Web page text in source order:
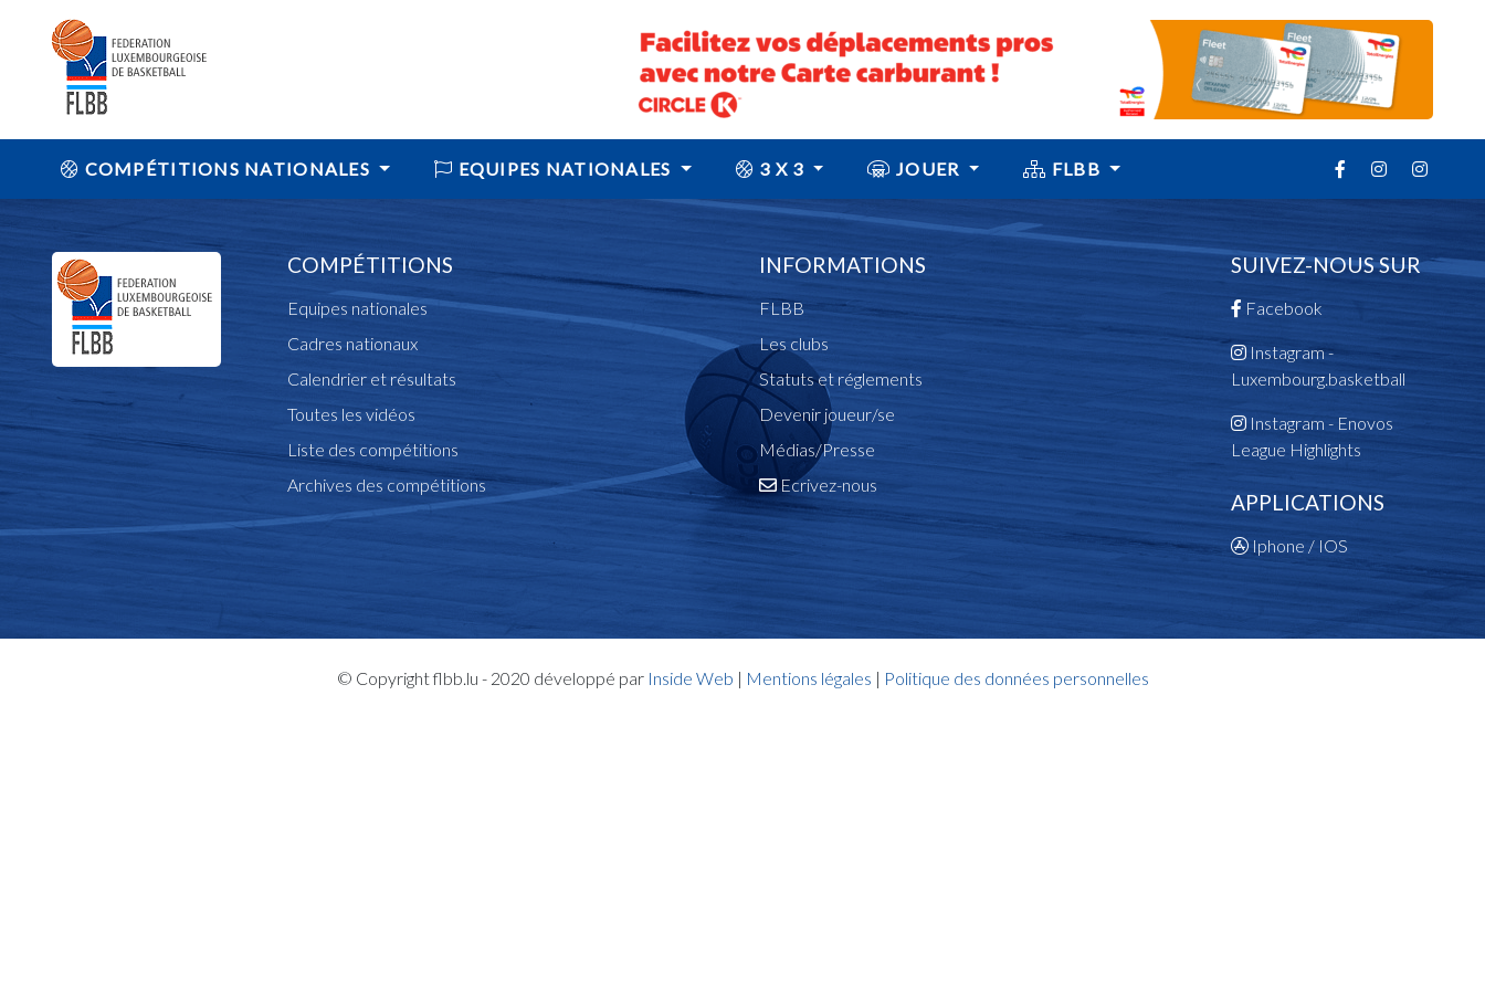
COMPÉTITIONS NATIONALES EQUIPES NATIONALES 3 X 3 JOUER FLBB
COMPÉTITIONS
Equipes nationales
Cadres nationaux
Calendrier et résultats
Toutes les vidéos
Liste des compétitions
Archives des compétitions
INFORMATIONS
FLBB
Les clubs
Statuts et réglements
Devenir joueur/se
Médias/Presse
Ecrivez-nous
SUIVEZ-NOUS SUR
Facebook
Instagram -
Luxembourg.basketball
Instagram - Enovos
League Highlights
APPLICATIONS
Iphone / IOS
© Copyright flbb.lu - 2020 développé par Inside Web | Mentions légales | Politique des données personnelles